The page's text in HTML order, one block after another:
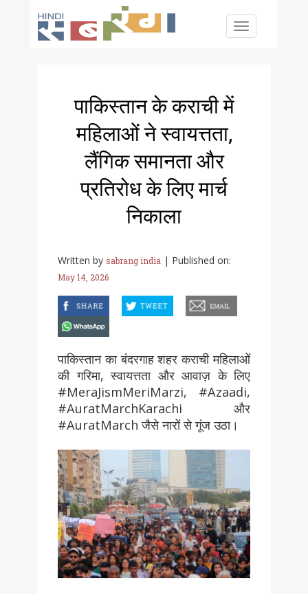
Toggle
पाकिस्तान के कराची में
महिलाओं ने स्वायत्तता,
लैंगिक समानता और
प्रतिरोध के लिए मार्च
निकाला
Written by sabrang india | Published on:
May 14, 2026
पाकिस्तान का बंदरगाह शहर कराची महिलाओं
की गरिमा, स्वायत्तता और आवाज़ के लिए
#MeraJismMeriMarzi, #Azaadi,
#AuratMarchKarachi और
#AuratMarch जैसे नारों से गूंज उठा।